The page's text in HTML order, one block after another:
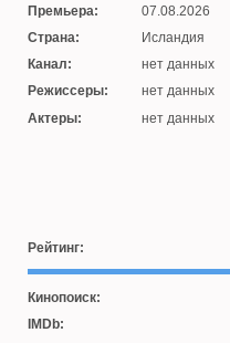
Премьера:
07.08.2026
Страна:
Исландия
Канал:
нет данных
Режиссеры:
нет данных
Актеры:
нет данных
Рейтинг:
Кинопоиск:
IMDb: